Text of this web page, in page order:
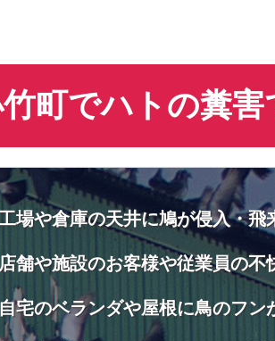
町でハトの糞
場や倉庫の天井に鳩が侵入・
店舗や施設のお客様や従業員の不
自宅のベランダや屋根に鳥のフ